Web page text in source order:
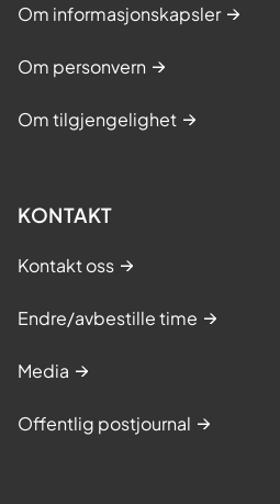
Om informasjonskapsler
Om personvern
Om tilgjengelighet
KONTAKT
Kontakt oss
Endre/avbestille time
Media
Offentlig postjournal